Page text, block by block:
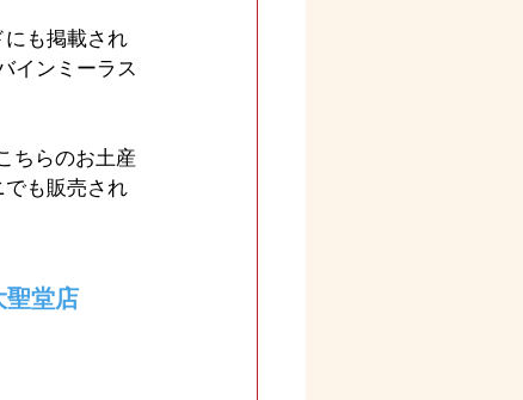
にも掲載され
インミーラス
ちらのお土産
も販売され
聖堂店